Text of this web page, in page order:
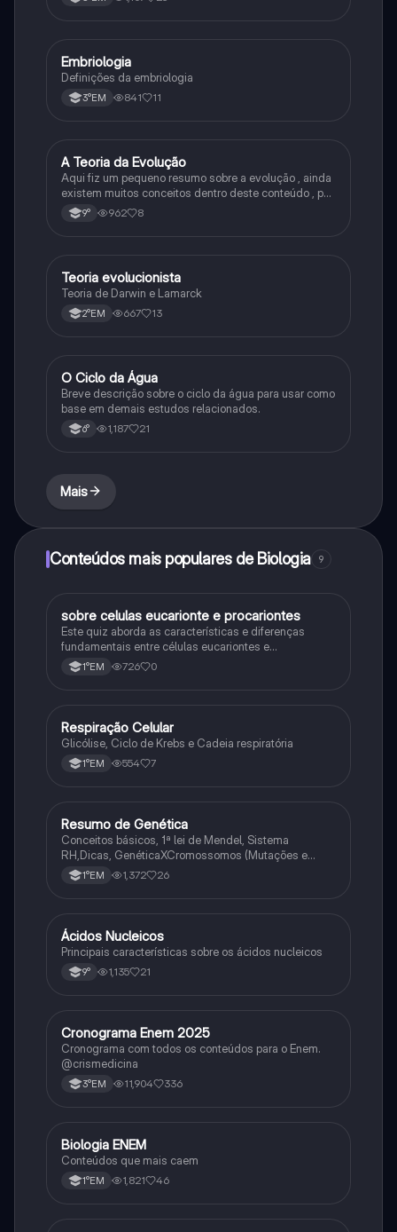
Biologia
Embriologia
Definições da embriologia
3°EM 841 11
Biologia
A Teoria da Evolução
Aqui fiz um pequeno resumo sobre a evolução , ainda
existem muitos conceitos dentro deste conteúdo , por
isso sempre é bom procurar por mais fontes e
algumas questões para se resolver e fixar melhor.
9° 962 8
Biologia
Teoria evolucionista
Teoria de Darwin e Lamarck
2°EM 667 13
Química
O Ciclo da Água
Breve descrição sobre o ciclo da água para usar como
base em demais estudos relacionados.
6° 1,187 21
Mais
Conteúdos mais populares de Biologia 9
Biologia
sobre celulas eucarionte e procariontes
Este quiz aborda as características e diferenças
fundamentais entre células eucariontes e
procariontes.
1°EM 726 0
Biologia
Respiração Celular
Glicólise, Ciclo de Krebs e Cadeia respiratória
1°EM 554 7
Biologia
Resumo de Genética
Conceitos básicos, 1ª lei de Mendel, Sistema
RH,Dicas, GenéticaXCromossomos (Mutações e
Variações Genéticas).
1°EM 1,372 26
Biologia
Ácidos Nucleicos
Principais características sobre os ácidos nucleicos
9° 1,135 21
Matematica
Cronograma Enem 2025
Cronograma com todos os conteúdos para o Enem.
@crismedicina
3°EM 11,904 336
Ciência
Biologia ENEM
Conteúdos que mais caem
1°EM 1,821 46